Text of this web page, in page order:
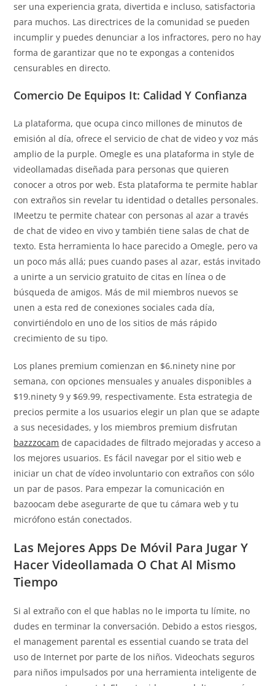
ser una experiencia grata, divertida e incluso, satisfactoria
para muchos. Las directrices de la comunidad se pueden
incumplir y puedes denunciar a los infractores, pero no hay
forma de garantizar que no te expongas a contenidos
censurables en directo.
Comercio De Equipos It: Calidad Y Confianza
La plataforma, que ocupa cinco millones de minutos de
emisión al día, ofrece el servicio de chat de video y voz más
amplio de la purple. Omegle es una plataforma in style de
videollamadas diseñada para personas que quieren
conocer a otros por web. Esta plataforma te permite hablar
con extraños sin revelar tu identidad o detalles personales.
IMeetzu te permite chatear con personas al azar a través
de chat de video en vivo y también tiene salas de chat de
texto. Esta herramienta lo hace parecido a Omegle, pero va
un poco más allá; pues cuando pases al azar, estás invitado
a unirte a un servicio gratuito de citas en línea o de
búsqueda de amigos. Más de mil miembros nuevos se
unen a esta red de conexiones sociales cada día,
convirtiéndolo en uno de los sitios de más rápido
crecimiento de su tipo.
Los planes premium comienzan en $6.ninety nine por
semana, con opciones mensuales y anuales disponibles a
$19.ninety 9 y $69.99, respectivamente. Esta estrategia de
precios permite a los usuarios elegir un plan que se adapte
a sus necesidades, y los miembros premium disfrutan
bazzzocam de capacidades de filtrado mejoradas y acceso a
los mejores usuarios. Es fácil navegar por el sitio web e
iniciar un chat de vídeo involuntario con extraños con sólo
un par de pasos. Para empezar la comunicación en
bazoocam debe asegurarte de que tu cámara web y tu
micrófono están conectados.
Las Mejores Apps De Móvil Para Jugar Y
Hacer Videollamada O Chat Al Mismo
Tiempo
Si al extraño con el que hablas no le importa tu límite, no
dudes en terminar la conversación. Debido a estos riesgos,
el management parental es essential cuando se trata del
uso de Internet por parte de los niños. Videochats seguros
para niños impulsados ​​por una herramienta inteligente de